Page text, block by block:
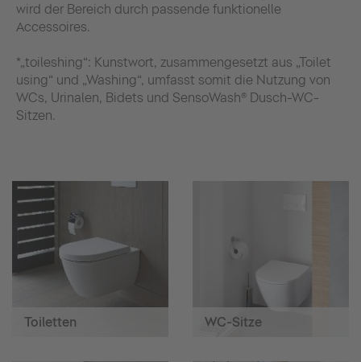
wird der Bereich durch passende funktionelle
Accessoires.
*„toileshing“: Kunstwort, zusammengesetzt aus „Toilet
using“ und „Washing“, umfasst somit die Nutzung von
WCs, Urinalen, Bidets und SensoWash® Dusch-WC-
Sitzen.
Toiletten WC-Sitze